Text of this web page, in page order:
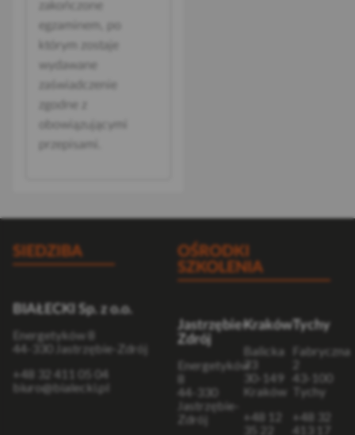
zakończone
egzaminem, po
wydawane
zaświadczenie
zgodne z
obowiązującymi
SIEDZIBA
BIAŁECKI Sp. z o.o.
Energetyków 8
44-330 Jastrzębie-Zdrój
+48 32 411 05 04
biuro@bialecki.pl
OŚRODKI
SZKOLENIA
Jastrzębie-
Zdrój
Energetyków
8
44-330
Jastrzębie-
Zdrój
Kraków
Balicka
73
30-149
Kraków
+48 12
35 22
Tychy
Fabryczna
43-100
Tychy
+48 32
413 17